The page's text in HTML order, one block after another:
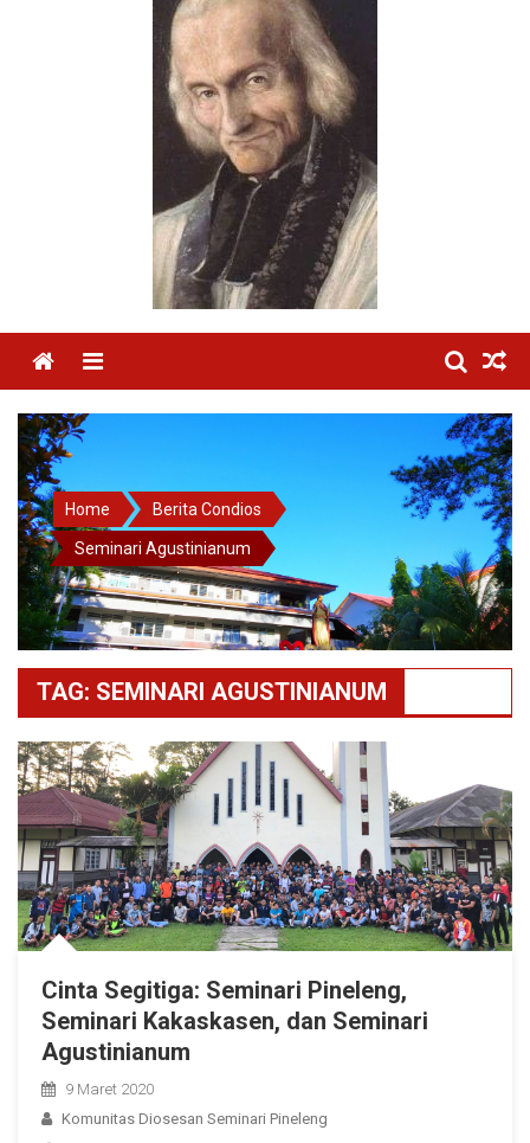
Menu
Home Berita Condios
Seminari Agustinianum
TAG: SEMINARI AGUSTINIANUM
Cinta Segitiga: Seminari Pineleng,
Seminari Kakaskasen, dan Seminari
Agustinianum
9 Maret 2020
Komunitas Diosesan Seminari Pineleng